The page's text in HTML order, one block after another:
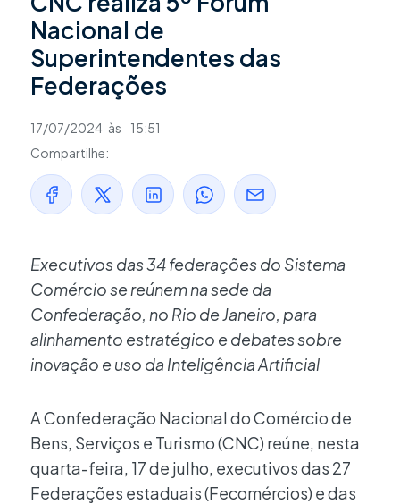
Nacional de
Superintendentes das
Federações
17/07/2024 às
15:51
Compartilhe:
Executivos das 34 federações do Sistema
Comércio se reúnem na sede da
Confederação, no Rio de Janeiro, para
alinhamento estratégico e debates sobre
inovação e uso da Inteligência Artificial
A Confederação Nacional do Comércio de
Bens, Serviços e Turismo (CNC) reúne, nesta
quarta-feira, 17 de julho, executivos das 27
Federações estaduais (Fecomércios) e das